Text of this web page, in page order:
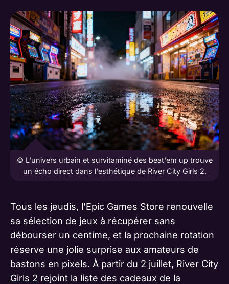
© L'univers urbain et survitaminé des beat'em up trouve
un écho direct dans l'esthétique de River City Girls 2.
Tous les jeudis, l’Epic Games Store renouvelle
sa sélection de jeux à récupérer sans
débourser un centime, et la prochaine rotation
réserve une jolie surprise aux amateurs de
bastons en pixels. À partir du 2 juillet, River City
Girls 2 rejoint la liste des cadeaux de la